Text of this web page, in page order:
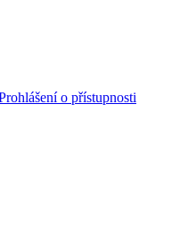
o přístupnosti